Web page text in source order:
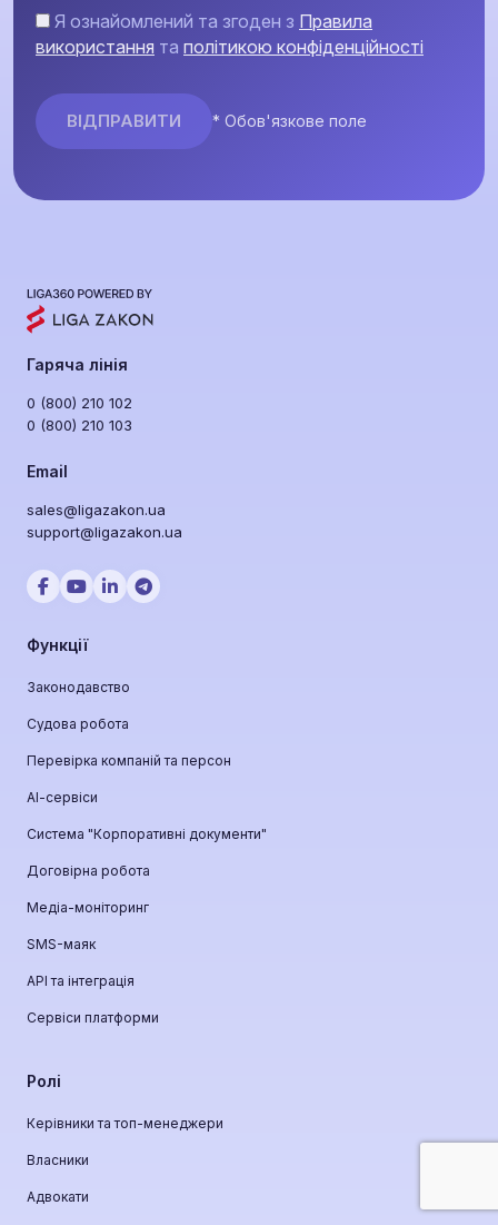
Я ознайомлений та згоден з Правила
використання та політикою конфіденційності
* Обов'язкове поле
Гаряча лінія
0 (800) 210 102
0 (800) 210 103
Email
sales@ligazakon.ua
support@ligazakon.ua
Функції
Законодавство
Судова робота
Перевірка компаній та персон
АІ-сервіси
Система "Корпоративні документи"
Договірна робота
Медіа-моніторинг
SMS-маяк
API та інтеграція
Сервіси платформи
Ролі
Керівники та топ-менеджери
Власники
Адвокати